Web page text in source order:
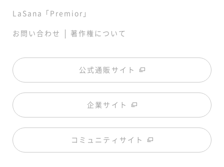
LaSana「Premior」
お問い合わせ | 著作権について
公式通販サイト
企業サイト
コミュニティサイト